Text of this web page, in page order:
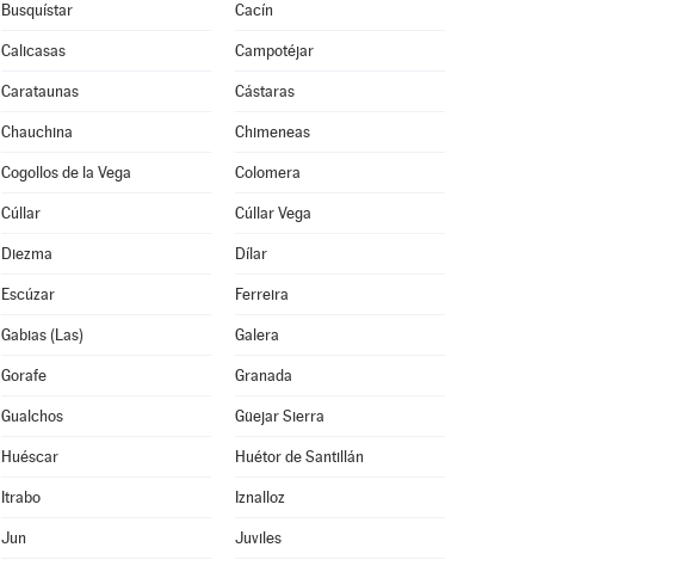
Busquístar Cacín
Calicasas Campotéjar
Carataunas Cástaras
Chauchina Chimeneas
Cogollos de la Vega Colomera
Cúllar Cúllar Vega
Diezma Dílar
Escúzar Ferreira
Gabias (Las) Galera
Gorafe Granada
Gualchos Güejar Sierra
Huéscar Huétor de Santillán
Itrabo Iznalloz
Jun Juviles